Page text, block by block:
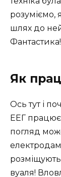
розуміємо,
шлях до
Фантастика!
Як
Ось тут і
ЕЕГ
погляд
вуаля!